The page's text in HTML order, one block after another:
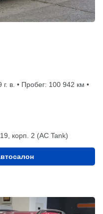
в. • Пробег: 100 942 км •
корп. 2 (АС Tank)